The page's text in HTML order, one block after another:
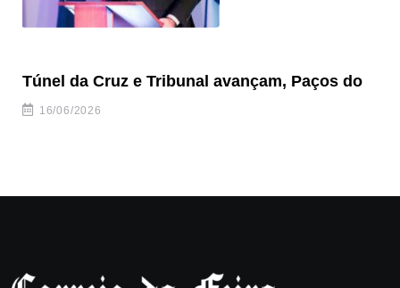
Túnel da Cruz e Tribunal avançam, Paços do
16/06/2026